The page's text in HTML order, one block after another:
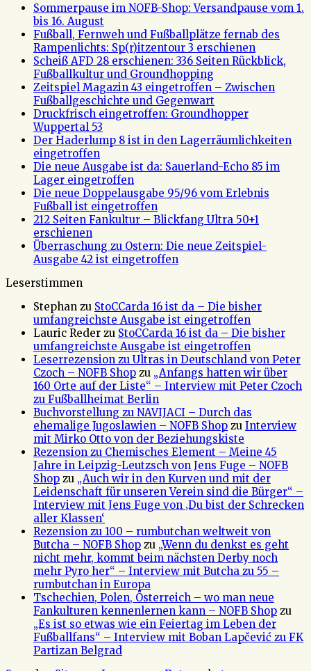
Sommerpause im NOFB-Shop: Versandpause vom 1.
bis 16. August
Fußball, Fernweh und Fußballplätze fernab des
Rampenlichts: Sp(r)itzentour 3 erschienen
Scheiß AFD 28 erschienen: 336 Seiten Rückblick,
Fußballkultur und Groundhopping
Zeitspiel Magazin 43 eingetroffen – Zwischen
Fußballgeschichte und Gegenwart
Druckfrisch eingetroffen: Groundhopper
Wuppertal 53
Der Haderlump 8 ist in den Lagerräumlichkeiten
eingetroffen
Die neue Ausgabe ist da: Sauerland-Echo 85 im
Lager eingetroffen
Die neue Doppelausgabe 95/96 vom Erlebnis
Fußball ist eingetroffen
212 Seiten Fankultur – Blickfang Ultra 50+1
erschienen
Überraschung zu Ostern: Die neue Zeitspiel-
Ausgabe 42 ist eingetroffen
Leserstimmen
Stephan zu StoCCarda 16 ist da – Die bisher
umfangreichste Ausgabe ist eingetroffen
Lauric Reder zu StoCCarda 16 ist da – Die bisher
umfangreichste Ausgabe ist eingetroffen
Leserrezension zu Ultras in Deutschland von Peter
Czoch – NOFB Shop zu „Anfangs hatten wir über
160 Orte auf der Liste“ – Interview mit Peter Czoch
zu Fußballheimat Berlin
Buchvorstellung zu NAVIJACI – Durch das
ehemalige Jugoslawien – NOFB Shop zu Interview
mit Mirko Otto von der Beziehungskiste
Rezension zu Chemisches Element – Meine 45
Jahre in Leipzig-Leutzsch von Jens Fuge – NOFB
Shop zu „Auch wir in den Kurven und mit der
Leidenschaft für unseren Verein sind die Bürger“ –
Interview mit Jens Fuge von ‚Du bist der Schrecken
aller Klassen‘
Rezension zu 100 – rumbutchan weltweit von
Butcha – NOFB Shop zu „Wenn du denkst es geht
nicht mehr, kommt beim nächsten Derby noch
mehr Pyro her“ – Interview mit Butcha zu 55 –
rumbutchan in Europa
Tschechien, Polen, Österreich – wo man neue
Fankulturen kennenlernen kann – NOFB Shop zu
„Es ist so etwas wie ein Feiertag im Leben der
Fußballfans“ – Interview mit Boban Lapčević zu FK
Partizan Belgrad